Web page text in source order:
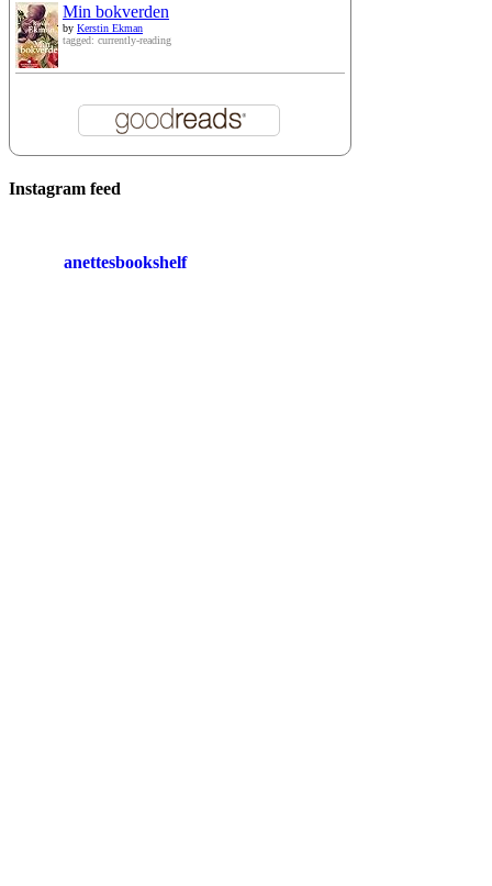
Min bokverden
by Kerstin Ekman
tagged: currently-reading
Instagram feed
anettesbookshelf